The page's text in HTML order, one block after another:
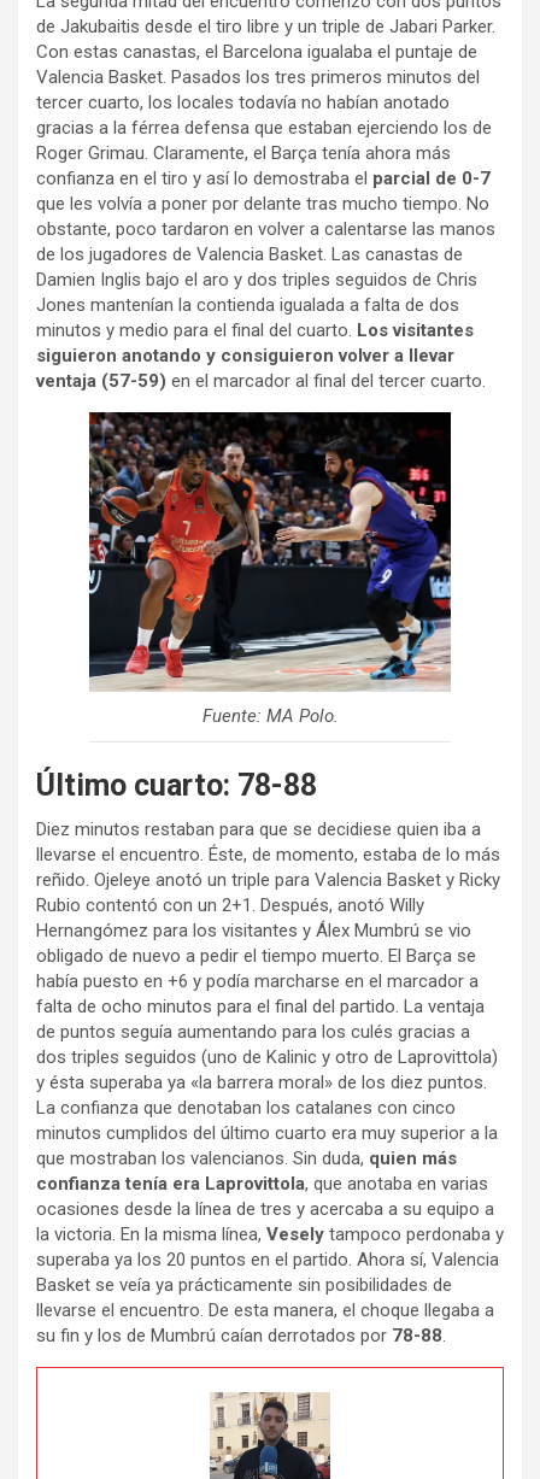
de Jakubaitis desde el tiro libre y un triple de Jabari Parker.
Con estas canastas, el Barcelona igualaba el puntaje de
Valencia Basket. Pasados los tres primeros minutos del
tercer cuarto, los locales todavía no habían anotado
gracias a la férrea defensa que estaban ejerciendo los de
Roger Grimau. Claramente, el Barça tenía ahora más
confianza en el tiro y así lo demostraba el parcial de 0-7
que les volvía a poner por delante tras mucho tiempo. No
obstante, poco tardaron en volver a calentarse las manos
de los jugadores de Valencia Basket. Las canastas de
Damien Inglis bajo el aro y dos triples seguidos de Chris
Jones mantenían la contienda igualada a falta de dos
minutos y medio para el final del cuarto. Los visitantes
siguieron anotando y consiguieron volver a llevar
ventaja (57-59) en el marcador al final del tercer cuarto.
Fuente: MA Polo.
Último cuarto: 78-88
Diez minutos restaban para que se decidiese quien iba a
llevarse el encuentro. Éste, de momento, estaba de lo más
reñido. Ojeleye anotó un triple para Valencia Basket y Ricky
Rubio contentó con un 2+1. Después, anotó Willy
Hernangómez para los visitantes y Álex Mumbrú se vio
obligado de nuevo a pedir el tiempo muerto. El Barça se
había puesto en +6 y podía marcharse en el marcador a
falta de ocho minutos para el final del partido. La ventaja
de puntos seguía aumentando para los culés gracias a
dos triples seguidos (uno de Kalinic y otro de Laprovittola)
y ésta superaba ya «la barrera moral» de los diez puntos.
La confianza que denotaban los catalanes con cinco
minutos cumplidos del último cuarto era muy superior a la
que mostraban los valencianos. Sin duda, quien más
confianza tenía era Laprovittola, que anotaba en varias
ocasiones desde la línea de tres y acercaba a su equipo a
la victoria. En la misma línea, Vesely tampoco perdonaba y
superaba ya los 20 puntos en el partido. Ahora sí, Valencia
Basket se veía ya prácticamente sin posibilidades de
llevarse el encuentro. De esta manera, el choque llegaba a
su fin y los de Mumbrú caían derrotados por 78-88.